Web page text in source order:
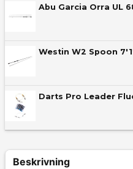
Darts Pro Leader
Beskrivning